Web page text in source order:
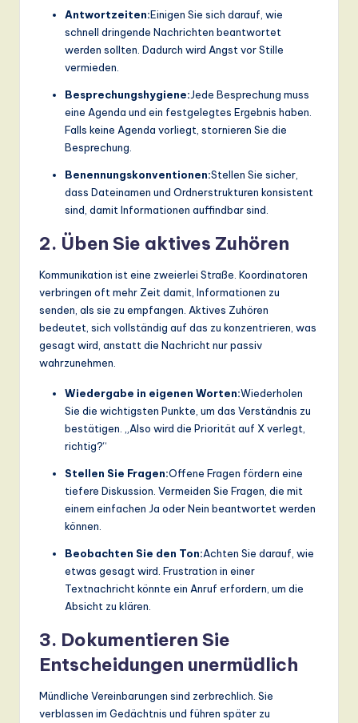
Antwortzeiten:Einigen Sie sich darauf, wie
schnell dringende Nachrichten beantwortet
werden sollten. Dadurch wird Angst vor Stille
vermieden.
Besprechungshygiene:Jede Besprechung muss
eine Agenda und ein festgelegtes Ergebnis haben.
Falls keine Agenda vorliegt, stornieren Sie die
Besprechung.
Benennungskonventionen:Stellen Sie sicher,
dass Dateinamen und Ordnerstrukturen konsistent
sind, damit Informationen auffindbar sind.
2. Üben Sie aktives Zuhören
Kommunikation ist eine zweierlei Straße. Koordinatoren
verbringen oft mehr Zeit damit, Informationen zu
senden, als sie zu empfangen. Aktives Zuhören
bedeutet, sich vollständig auf das zu konzentrieren, was
gesagt wird, anstatt die Nachricht nur passiv
wahrzunehmen.
Wiedergabe in eigenen Worten:Wiederholen
Sie die wichtigsten Punkte, um das Verständnis zu
bestätigen. „Also wird die Priorität auf X verlegt,
richtig?“
Stellen Sie Fragen:Offene Fragen fördern eine
tiefere Diskussion. Vermeiden Sie Fragen, die mit
einem einfachen Ja oder Nein beantwortet werden
können.
Beobachten Sie den Ton:Achten Sie darauf, wie
etwas gesagt wird. Frustration in einer
Textnachricht könnte ein Anruf erfordern, um die
Absicht zu klären.
3. Dokumentieren Sie
Entscheidungen unermüdlich
Mündliche Vereinbarungen sind zerbrechlich. Sie
verblassen im Gedächtnis und führen später zu